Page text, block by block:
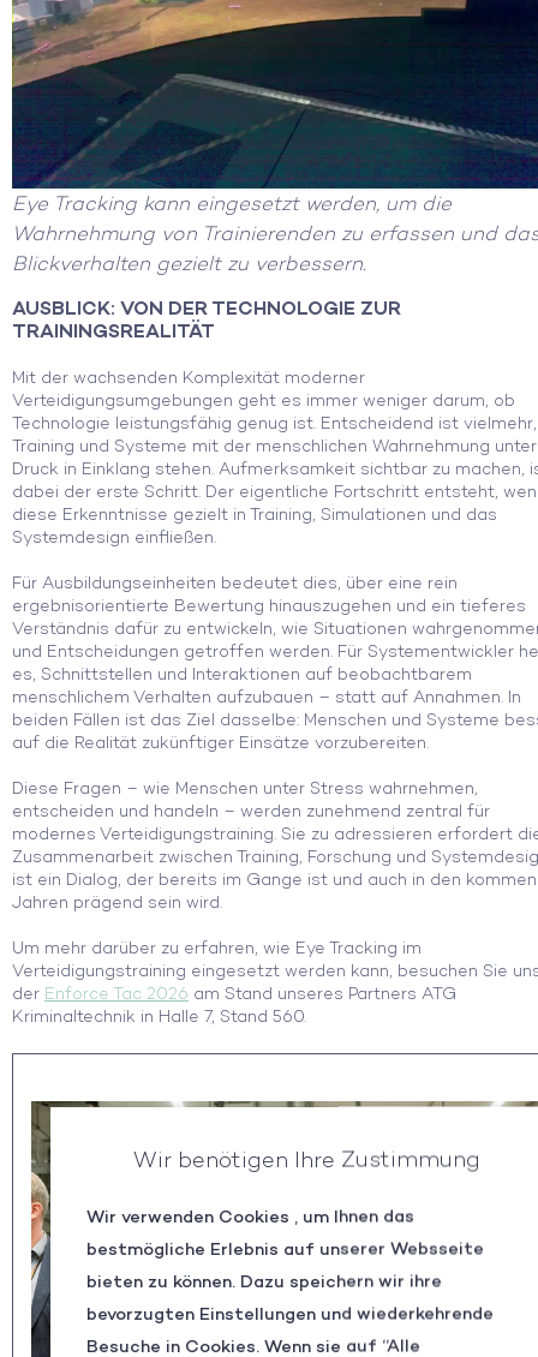
Eye Tracking kann eingesetzt werden, um die
Wahrnehmung von Trainierenden zu erfassen und
Blickverhalten gezielt zu verbessern.
AUSBLICK: VON DER TECHNOLOGIE ZUR
TRAININGSREALITÄT
Mit der wachsenden Komplexität moderner
Verteidigungsumgebungen geht es immer weniger darum, ob
Technologie leistungsfähig genug ist. Entscheidend ist
Training und Systeme mit der menschlichen Wahrnehmung unter
Druck in Einklang stehen. Aufmerksamkeit sichtbar zu machen,
dabei der erste Schritt. Der eigentliche Fortschritt entsteht,
diese Erkenntnisse gezielt in Training, Simulationen und das
Systemdesign einfließen.
Für Ausbildungseinheiten bedeutet dies, über eine rein
ergebnisorientierte Bewertung hinauszugehen und ein tieferes
Verständnis dafür zu entwickeln, wie Situationen
und Entscheidungen getroffen werden. Für Systementwickler
es, Schnittstellen und Interaktionen auf beobachtbarem
menschlichem Verhalten aufzubauen – statt auf Annahmen. In
beiden Fällen ist das Ziel dasselbe: Menschen und Systeme
auf die Realität zukünftiger Einsätze vorzubereiten.
Diese Fragen – wie Menschen unter Stress wahrnehmen,
entscheiden und handeln – werden zunehmend zentral für
modernes Verteidigungstraining. Sie zu adressieren erfordert
Zusammenarbeit zwischen Training, Forschung und
ist ein Dialog, der bereits im Gange ist und auch in den
Jahren prägend sein wird.
Um mehr darüber zu erfahren, wie Eye Tracking im
Verteidigungstraining eingesetzt werden kann, besuchen Sie
der Enforce Tac 2026 am Stand unseres Partners ATG
Kriminaltechnik in Halle 7, Stand 560.
Wir benötigen Ihre Zustimmung
Wir verwenden Cookies , um Ihnen das
bestmögliche Erlebnis auf unserer Websseite
bieten zu können. Dazu speichern wir ihre
bevorzugten Einstellungen und wiederkehrende
Besuche in Cookies. Wenn sie auf “Alle